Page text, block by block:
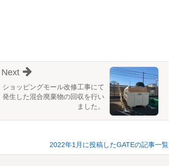
ショッピングモール改修工事にて
発生した混合廃棄物の回収を行い
ました。
Next
2022年1月に投稿したGATEの記事一覧